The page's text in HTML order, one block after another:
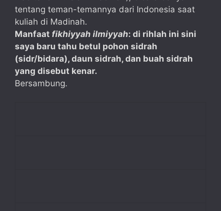
tentang teman-temannya dari Indonesia saat
kuliah di Madinah.
Manfaat fikhiyyah ilmiyyah: di rihlah ini sini
saya baru tahu betul pohon sidrah
(sidr/bidara), daun sidrah, dan buah sidrah
yang disebut kenar.
Bersambung.